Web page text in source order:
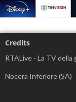
Credits
RTALive - La TV
Nocera Inferiore (SA)